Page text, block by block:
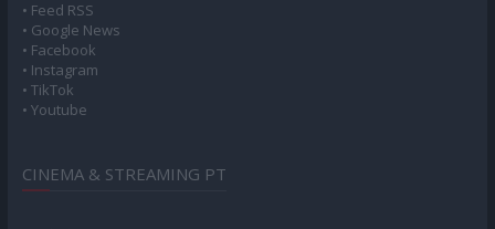
• Feed RSS
• Google News
• Facebook
• Instagram
• TikTok
• Youtube
CINEMA & STREAMING PT